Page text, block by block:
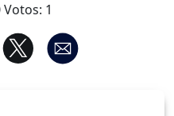
Votos: 1